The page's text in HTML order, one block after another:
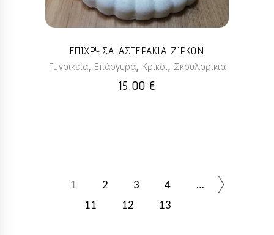
ΕΠΙΧΡΥΣΑ ΑΣΤΕΡΑΚΙΑ ΖΙΡΚΟΝ
Γυναικεία, Επάργυρα, Κρίκοι, Σκουλαρίκια
15,00 €
1 2 3 4
…
11
12 13